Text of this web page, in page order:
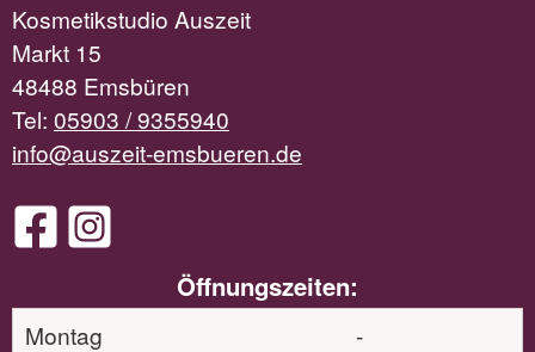
Kosmetikstudio Auszeit
Markt 15
48488 Emsbüren
Tel: 05903 / 9355940
info@auszeit-emsbueren.de
Öffnungszeiten:
Montag
-